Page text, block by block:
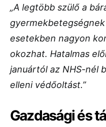
„A legtöbb szülő a
esetekben nagyon
okozhat. Hatalmas
januártól az NHS-nél
elleni védőoltást.”
Gazdasági és